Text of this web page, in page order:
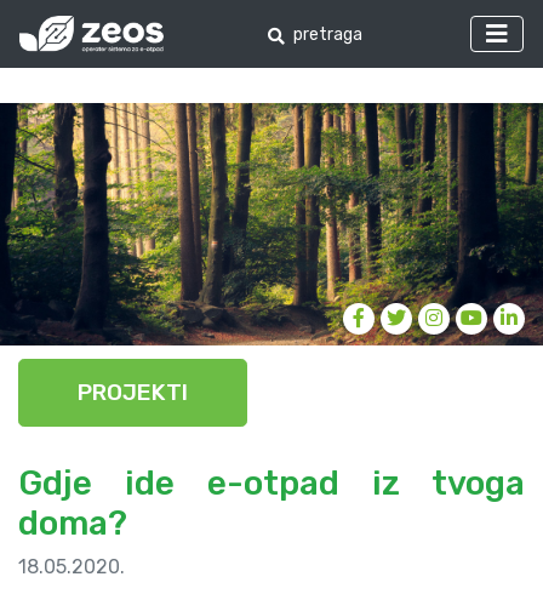
PROJEKTI
Gdje ide e-otpad iz tvoga
doma?
18.05.2020.